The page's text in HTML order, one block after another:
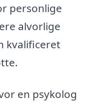
personlige
alvorlige
kvalificeret
en psykolog